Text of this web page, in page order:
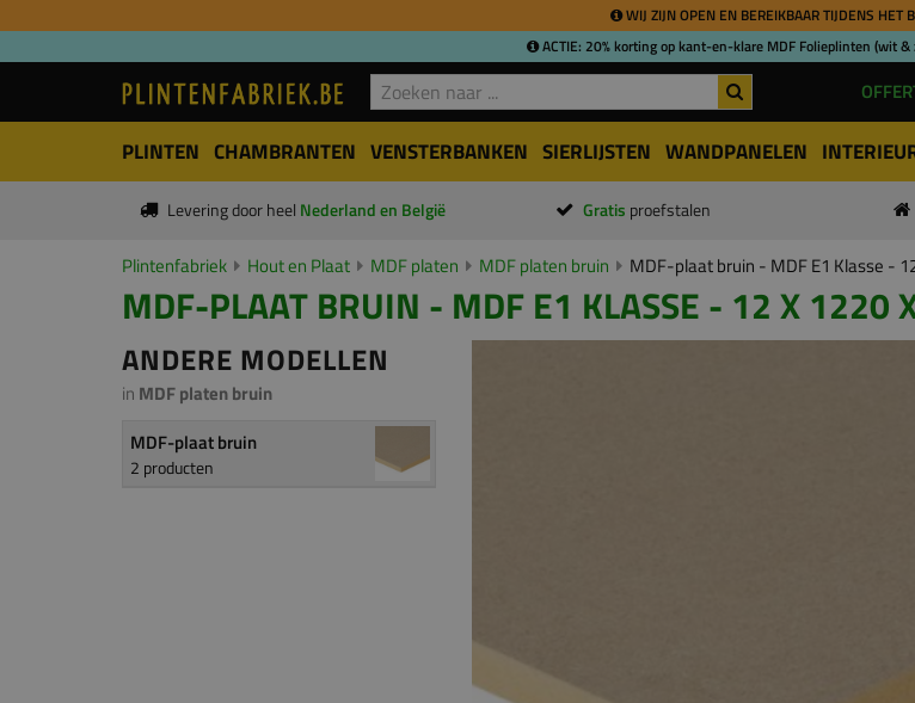
WIJ ZIJN OPEN EN BEREIKBAAR TIJDENS HET
ACTIE: 20% korting op kant-en-klare MDF Folieplinten (wit
PLINTEN CHAMBRANTEN VENSTERBANKEN SIERLIJSTEN WANDPANELEN
Levering door heel Nederland en België Gratis proefstalen
Plintenfabriek Hout en Plaat MDF platen MDF platen bruin MDF-plaat bruin - MDF E1 Klasse -
MDF-PLAAT BRUIN - MDF E1 KLASSE - 12 X 1220
ANDERE MODELLEN
in MDF platen bruin
MDF-plaat bruin
2 producten